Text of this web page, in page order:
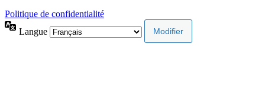
Politique de confidentialité
Langue